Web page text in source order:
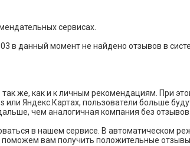
сервисах.
в данный момент не найдено отзывов в
же, как и к личным рекомендациям. При
Яндекс.Картах, пользователи больше
чем аналогичная компания без отзывов.
в нашем сервисе. В автоматическом
поможем вам получить положительные